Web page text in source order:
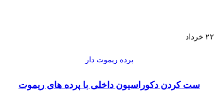
۲۲ خرداد
پرده ریموت دار
ست کردن دکوراسیون داخلی با پرده های ریموت